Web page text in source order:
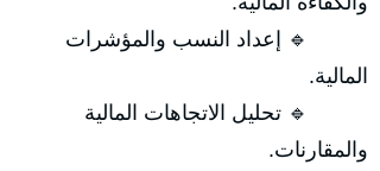
🔹 إعداد النسب والمؤشرات
المالية.
🔹 تحليل الاتجاهات المالية
والمقارنات.